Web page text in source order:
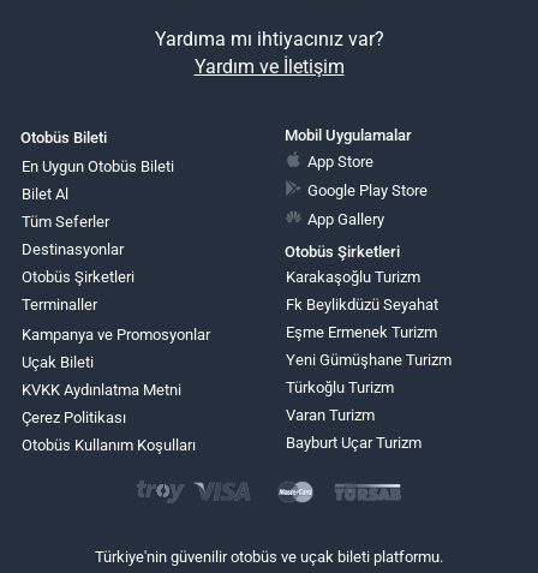
Yardıma mı ihtiyacınız var?
Yardım ve İletişim
Otobüs Bileti
En Uygun Otobüs Bileti
Bilet Al
Tüm Seferler
Destinasyonlar
Otobüs Şirketleri
Terminaller
Kampanya ve Promosyonlar
Uçak Bileti
KVKK Aydınlatma Metni
Çerez Politikası
Otobüs Kullanım Koşulları
Mobil Uygulamalar
App Store
Google Play Store
App Gallery
Otobüs Şirketleri
Karakaşoğlu Turizm
Fk Beylikdüzü Seyahat
Eşme Ermenek Turizm
Yeni Gümüşhane Turizm
Türkoğlu Turizm
Varan Turizm
Bayburt Uçar Turizm
Türkiye'nin güvenilir otobüs ve uçak bileti platformu.